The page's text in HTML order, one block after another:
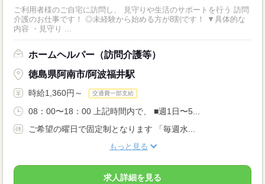
ご利用者様のご自宅に訪問し、 見守りや生活のサポートを行う 訪問
介護のお仕事です！ ◎未経験から始める方が8割です！ ▼具体的な
内容 ・見守り ...
ホームヘルパー（訪問介護等）
徳島県阿南市/阿波福井駅
時給1,360円～ 交通費一部支給
08：00〜18：00 上記時間内で、 ■週1日〜5...
ご希望の曜日で固定制となります 「毎週水...
もっと見る
求人詳細を見る